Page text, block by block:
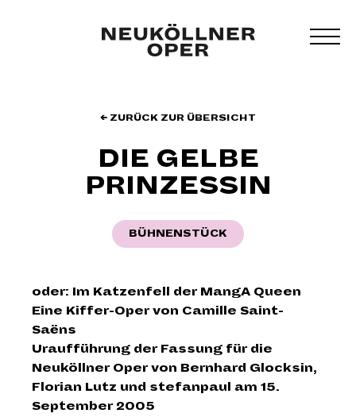
← ZURÜCK ZUR ÜBERSICHT
DIE GELBE
PRINZESSIN
BÜHNENSTÜCK
oder: Im Katzenfell der MangA Queen
Eine Kiffer-Oper von Camille Saint-
Saëns
Uraufführung der Fassung für die
Neuköllner Oper von Bernhard Glocksin,
Florian Lutz und stefanpaul am 15.
September 2005